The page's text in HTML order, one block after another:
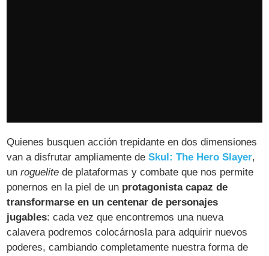
Quienes busquen acción trepidante en dos dimensiones
van a disfrutar ampliamente deSkul: The Hero Slayer,
unroguelite de plataformas y combate que nos permite
ponernos en la piel de un protagonista capaz de
transformarse en un centenar de personajes
jugables: cada vez que encontremos una nueva
calavera podremos colocárnosla para adquirir nuevos
poderes, cambiando completamente nuestra forma de